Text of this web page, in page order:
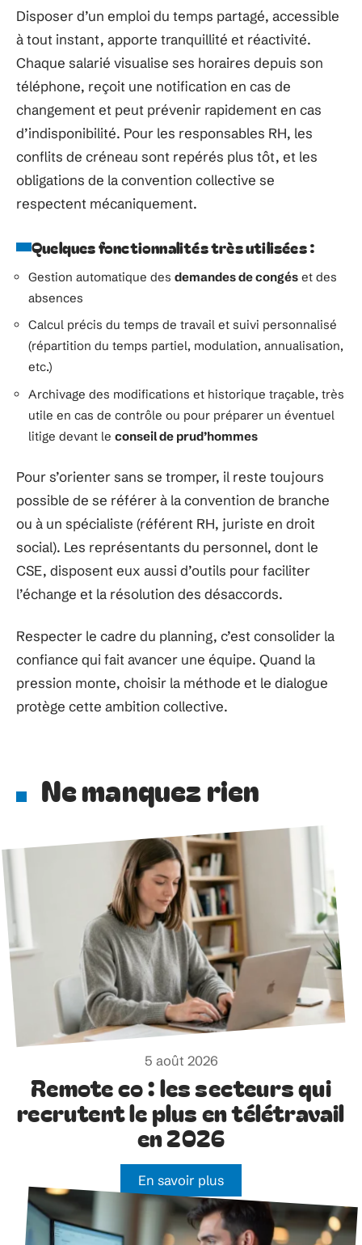
Disposer d’un emploi du temps partagé, accessible
à tout instant, apporte tranquillité et réactivité.
Chaque salarié visualise ses horaires depuis son
téléphone, reçoit une notification en cas de
changement et peut prévenir rapidement en cas
d’indisponibilité. Pour les responsables RH, les
conflits de créneau sont repérés plus tôt, et les
obligations de la convention collective se
respectent mécaniquement.
Quelques fonctionnalités très utilisées :
Gestion automatique des demandes de congés et des
absences
Calcul précis du temps de travail et suivi personnalisé
(répartition du temps partiel, modulation, annualisation,
etc.)
Archivage des modifications et historique traçable, très
utile en cas de contrôle ou pour préparer un éventuel
litige devant le conseil de prud’hommes
Pour s’orienter sans se tromper, il reste toujours
possible de se référer à la convention de branche
ou à un spécialiste (référent RH, juriste en droit
social). Les représentants du personnel, dont le
CSE, disposent eux aussi d’outils pour faciliter
l’échange et la résolution des désaccords.
Respecter le cadre du planning, c’est consolider la
confiance qui fait avancer une équipe. Quand la
pression monte, choisir la méthode et le dialogue
protège cette ambition collective.
Ne manquez rien
5 août 2026
Remote co : les secteurs qui
recrutent le plus en télétravail
en 2026
En savoir plus